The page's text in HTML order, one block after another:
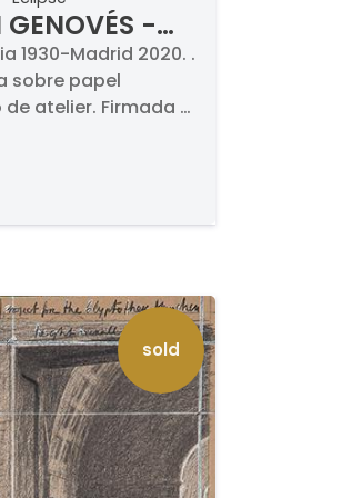
-
1930-Madrid 2020. .
sobre papel
atelier. Firmada a
x 96 cm. Estampa
sold